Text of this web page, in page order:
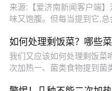
来源:【爱济南新闻客户端
味又饱腹。但每当提到它,总
如何处理剩饭菜？哪些
我们又应该如何处理剩饭菜
次加热一、菌类食物提到菌